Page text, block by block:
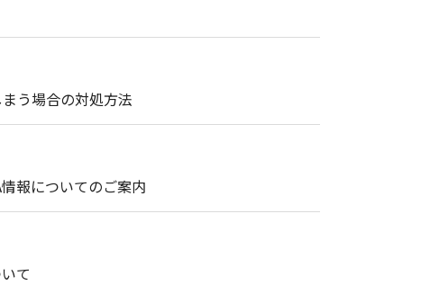
う場合の対処方法
報についてのご案内
て